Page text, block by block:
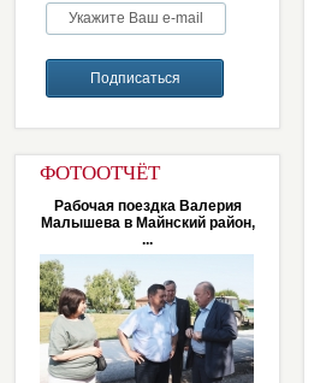
ФОТООТЧЁТ
Рабочая поездка Валерия
Малышева в Майнский район,
...